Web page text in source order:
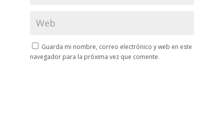
Guarda mi nombre, correo electrónico y web en este
navegador para la próxima vez que comente.